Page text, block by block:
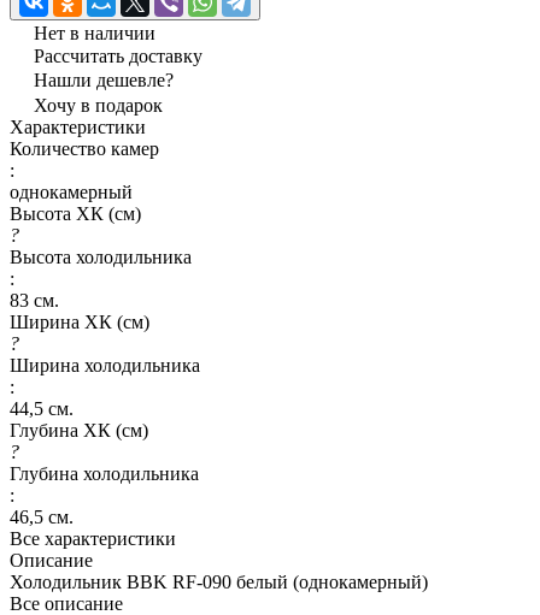
Нет в наличии
Рассчитать доставку
Нашли дешевле?
Хочу в подарок
Характеристики
Количество камер
:
однокамерный
Высота ХК (см)
?
Высота холодильника
:
83 см.
Ширина ХК (см)
?
Ширина холодильника
:
44,5 см.
Глубина ХК (см)
?
Глубина холодильника
:
46,5 см.
Все характеристики
Описание
Холодильник BBK RF-090 белый (однокамерный)
Все описание